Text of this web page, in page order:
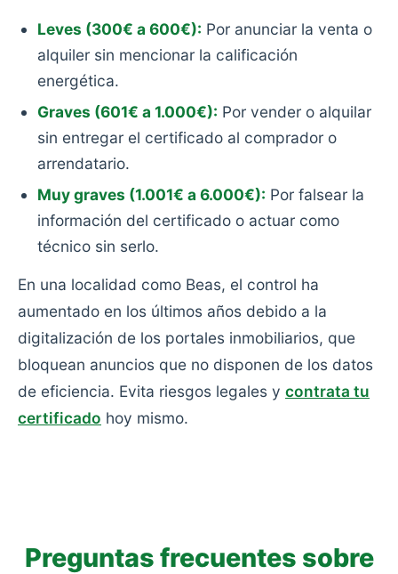
Leves (300€ a 600€): Por anunciar la venta o
alquiler sin mencionar la calificación
energética.
Graves (601€ a 1.000€): Por vender o alquilar
sin entregar el certificado al comprador o
arrendatario.
Muy graves (1.001€ a 6.000€): Por falsear la
información del certificado o actuar como
técnico sin serlo.
En una localidad como Beas, el control ha
aumentado en los últimos años debido a la
digitalización de los portales inmobiliarios, que
bloquean anuncios que no disponen de los datos
de eficiencia. Evita riesgos legales y contrata tu
certificado hoy mismo.
Preguntas frecuentes sobre